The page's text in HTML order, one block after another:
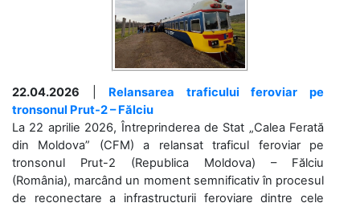
22.04.2026
Relansarea traficului feroviar pe
tronsonul Prut-2 – Fălciu
La 22 aprilie 2026, Întreprinderea de Stat „Calea Ferată
din Moldova” (CFM) a relansat traficul feroviar pe
tronsonul Prut-2 (Republica Moldova) – Fălciu
(România), marcând un moment semnificativ în procesul
de reconectare a infrastructurii feroviare dintre cele